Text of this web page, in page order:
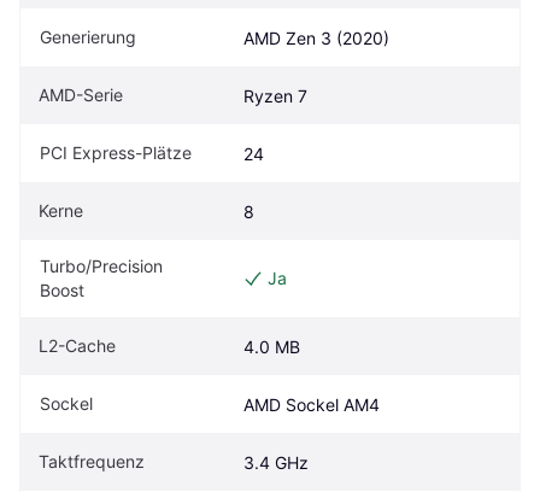
Generierung AMD Zen 3 (2020)
AMD-Serie Ryzen 7
PCI Express-Plätze 24
Kerne 8
Turbo/Precision
Boost
Ja
L2-Cache 4.0 MB
Sockel AMD Sockel AM4
Taktfrequenz 3.4 GHz